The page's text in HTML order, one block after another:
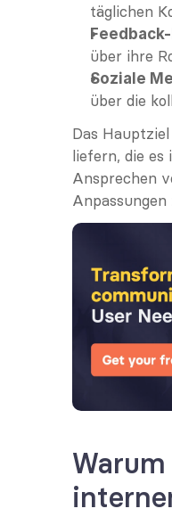
täglichen
über ihre
Soziale
über die
Das
liefern, die es
Ansprechen